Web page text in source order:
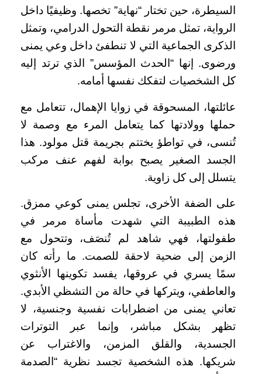
السيطرة، حين تختار “نهاية” تخصها. وظيفيًا داخل
الرواية، تمثل مرمر نقطة التحول الدرامي، وتمثل
الذكرى الجماعية التي لا تنطفئ داخل وعي يمنى
ورضوى. إنها “الحدث المؤسس” الذي ترتد إليه
كل الشخصيات لتفكك نفسها أمامه.
عائلتها، المسحوقة في زوايا الإهمال، تتعامل مع
حملها وولادتها كما يتعامل المرء مع وصمة لا
تُنسى، في تواطؤ يختتم بجريمة قتل مولود. هذا
الجسد الصغير يصبح بوابة لفهم عنف مركب
يتسلل إلى كل زاوية.
على الضفة الأخرى، تجلس يمنى كوعي ممزق.
هذه الطبيبة التي شهدت مأساة مرمر في
طفولتها، فهي شاهد لم تُنصَف، وتتحول مع
الزمن إلى ضحية لاحقة للصمت. ما رأته كان
سمًا يسري في عروقها، يفسد تكوينها الأنثوي
والعاطفي، ويتركها في حالة من التشظي الأبدي.
تعاني يمنى من اضطرابات نفسية وجنسية، لا
تظهر بشكل مباشر، وإنما عبر التوترات
الجسدية، والقلق المزمن، والاغتراب عن
شريكها. هذه الشخصية تجسد نظرية “الصدمة